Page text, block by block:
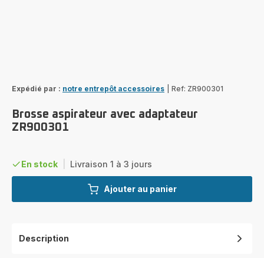
Expédié par : notre entrepôt accessoires Ref: ZR900301
Brosse aspirateur avec adaptateur
ZR900301
En stock Livraison 1 à 3 jours
Ajouter au panier
Description